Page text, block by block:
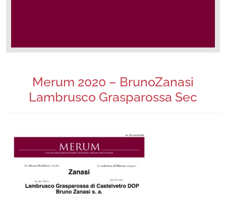
Merum 2020 – BrunoZanasi
Lambrusco Grasparossa Sec